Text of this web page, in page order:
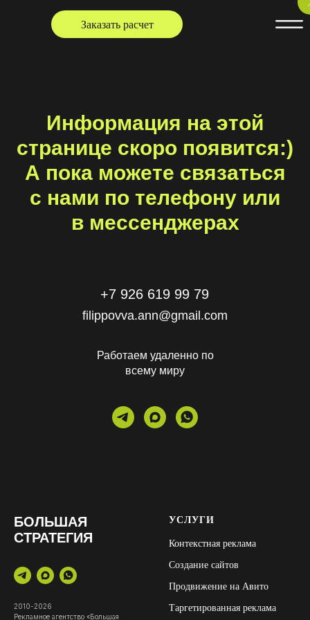
Заказать расчет
Информация на этой
странице скоро появится:)
А пока можете связаться
с нами по телефону или
в мессенджерах
filippovva.ann@gmail.com
+7 926 619 99 79
Работаем удаленно по
всему миру
БОЛЬШАЯ
СТРАТЕГИЯ
2010-2026
Рекламное агентство «Большая
УСЛУГИ
Контекстная реклама
Создание сайтов
Продвижение на Авито
Таргетированная реклама